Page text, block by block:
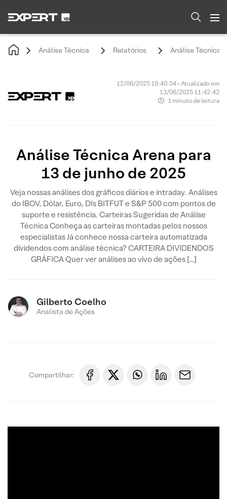
Análise Técnica Relatórios Análise Técnica
12/06/2025 19:40:54 • Atualizado em
13/06/2025 11:42:42
1 minuto de leitura
Análise Técnica Arena para
13 de junho de 2025
Veja nossas análises dos gráficos diários e intraday. Análises
do IBOV, Dólar, Euro, DIs BITFUT e S&P 500 com pontos de
suporte e resistência. Carteiras Sugeridas de Análise
Técnica Conheça as carteiras montadas pelos nossos
especialistas Já conhece nossa carteira automatizada
dividendos com análise técnica? CARTEIRA DIVIDENDOS
GRÁFICA Quer ver análises ao vivo de ações […]
Gilberto Coelho
Analista de Ações
Compartilhar: